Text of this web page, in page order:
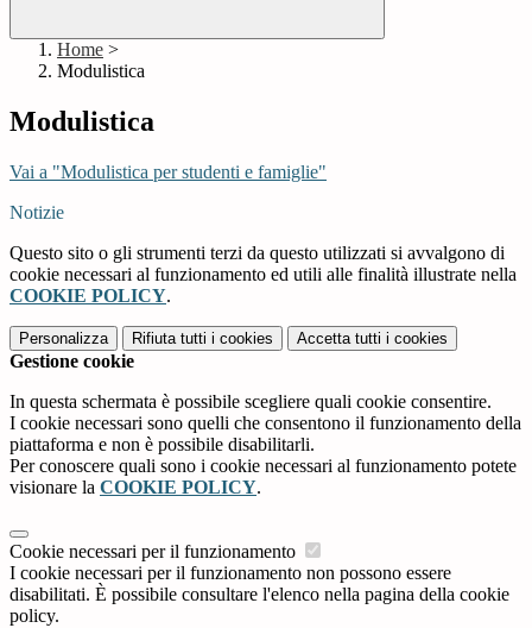
Home >
Modulistica
Modulistica
Vai a "Modulistica per studenti e famiglie"
Notizie
Questo sito o gli strumenti terzi da questo utilizzati si avvalgono di
cookie necessari al funzionamento ed utili alle finalità illustrate nella
COOKIE POLICY.
Personalizza Rifiuta tutti i cookies Accetta tutti i cookies
Gestione cookie
In questa schermata è possibile scegliere quali cookie consentire.
I cookie necessari sono quelli che consentono il funzionamento della
piattaforma e non è possibile disabilitarli.
Per conoscere quali sono i cookie necessari al funzionamento potete
visionare la COOKIE POLICY.
Cookie necessari per il funzionamento
I cookie necessari per il funzionamento non possono essere
disabilitati. È possibile consultare l'elenco nella pagina della cookie
policy.